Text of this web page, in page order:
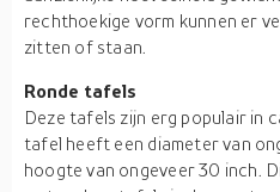
rechthoekige vorm kunnen er
zitten of staan.
Ronde tafels
Deze tafels zijn erg populair in
tafel heeft een diameter van
hoogte van ongeveer 30 inch.